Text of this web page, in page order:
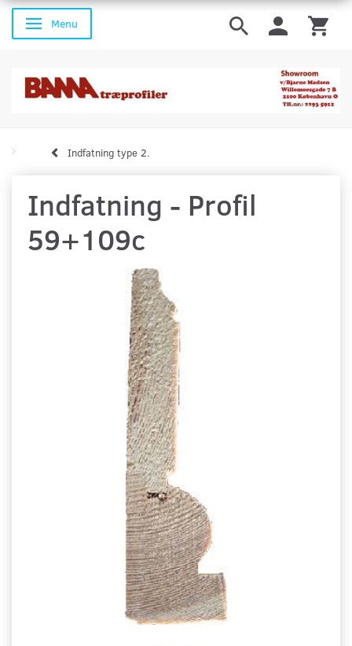
Skifte navigation
Menu
Indfatning type 2.
Indfatning - Profil
59+109c